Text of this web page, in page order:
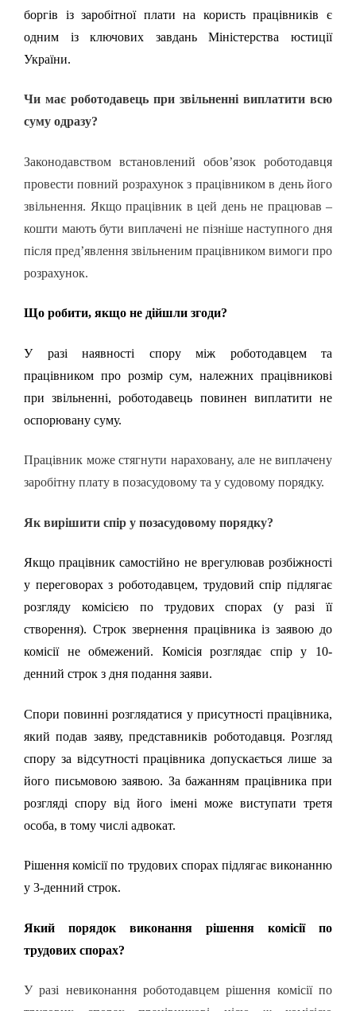
боргів із заробітної плати на користь працівників є
одним із ключових завдань Міністерства юстиції
України.
Чи має роботодавець при звільненні виплатити всю
суму одразу?
Законодавством встановлений обов’язок роботодавця
провести повний розрахунок з працівником в день його
звільнення. Якщо працівник в цей день не працював –
кошти мають бути виплачені не пізніше наступного дня
після пред’явлення звільненим працівником вимоги про
розрахунок.
Що робити, якщо не дійшли згоди?
У разі наявності спору між роботодавцем та
працівником про розмір сум, належних працівникові
при звільненні, роботодавець повинен виплатити не
оспорювану суму.
Працівник може стягнути нараховану, але не виплачену
заробітну плату в позасудовому та у судовому порядку.
Як вирішити спір у позасудовому порядку?
Якщо працівник самостійно не врегулював розбіжності
у переговорах з роботодавцем, трудовий спір підлягає
розгляду комісією по трудових спорах (у разі її
створення). Строк звернення працівника із заявою до
комісії не обмежений. Комісія розглядає спір у 10-
денний строк з дня подання заяви.
Спори повинні розглядатися у присутності працівника,
який подав заяву, представників роботодавця. Розгляд
спору за відсутності працівника допускається лише за
його письмовою заявою. За бажанням працівника при
розгляді спору від його імені може виступати третя
особа, в тому числі адвокат.
Рішення комісії по трудових спорах підлягає виконанню
у 3-денний строк.
Який порядок виконання рішення комісії по
трудових спорах?
У разі невиконання роботодавцем рішення комісії по